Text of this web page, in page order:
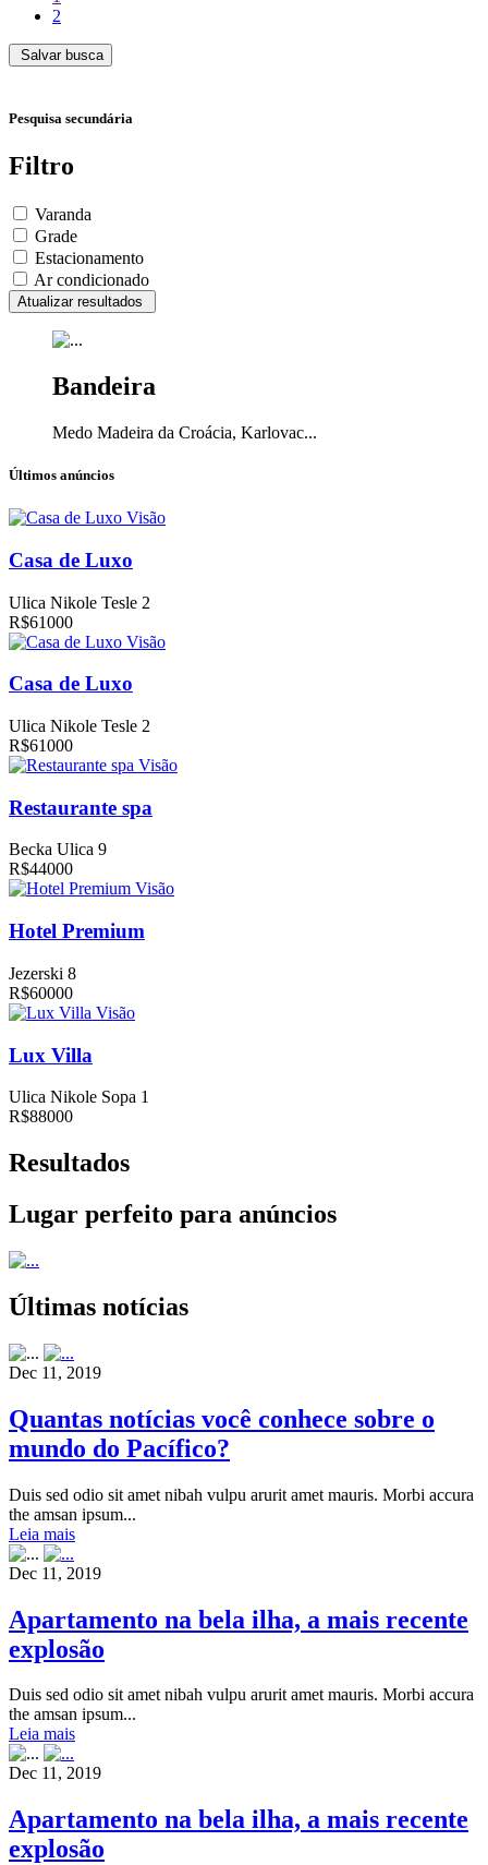
2
Salvar busca
Pesquisa secundária
Filtro
Varanda
Grade
Estacionamento
Ar condicionado
Atualizar resultados
Bandeira
Medo Madeira da Croácia, Karlovac...
Últimos anúncios
Visão
Casa de Luxo
Ulica Nikole Tesle 2
R$61000
Visão
Casa de Luxo
Ulica Nikole Tesle 2
R$61000
Visão
Restaurante spa
Becka Ulica 9
R$44000
Visão
Hotel Premium
Jezerski 8
R$60000
Visão
Lux Villa
Ulica Nikole Sopa 1
R$88000
Resultados
Lugar perfeito para anúncios
Últimas notícias
Dec 11, 2019
Quantas notícias você conhece sobre o
mundo do Pacífico?
Duis sed odio sit amet nibah vulpu arurit amet mauris. Morbi accura
the amsan ipsum...
Leia mais
Dec 11, 2019
Apartamento na bela ilha, a mais recente
explosão
Duis sed odio sit amet nibah vulpu arurit amet mauris. Morbi accura
the amsan ipsum...
Leia mais
Dec 11, 2019
Apartamento na bela ilha, a mais recente
explosão